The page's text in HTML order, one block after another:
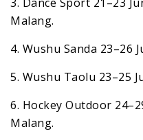
Malang.
4. Wushu Sanda 23–26
5. Wushu Taolu 23–25
6. Hockey Outdoor
Malang.